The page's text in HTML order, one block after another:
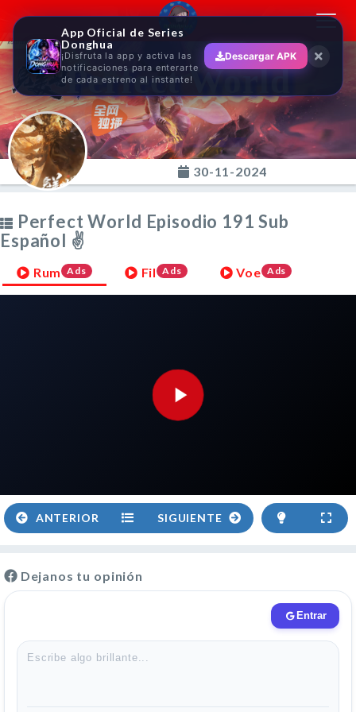
Perfect World
30-11-2024
Perfect World Episodio 191 Sub
Español ✌
Rum Ads Fil Ads Voe Ads
ANTERIOR SIGUIENTE
Dejanos tu opinión
App Oficial de Series
Donghua
¡Disfruta la app y activa las
notificaciones para enterarte
de cada estreno al instante!
Descargar APK